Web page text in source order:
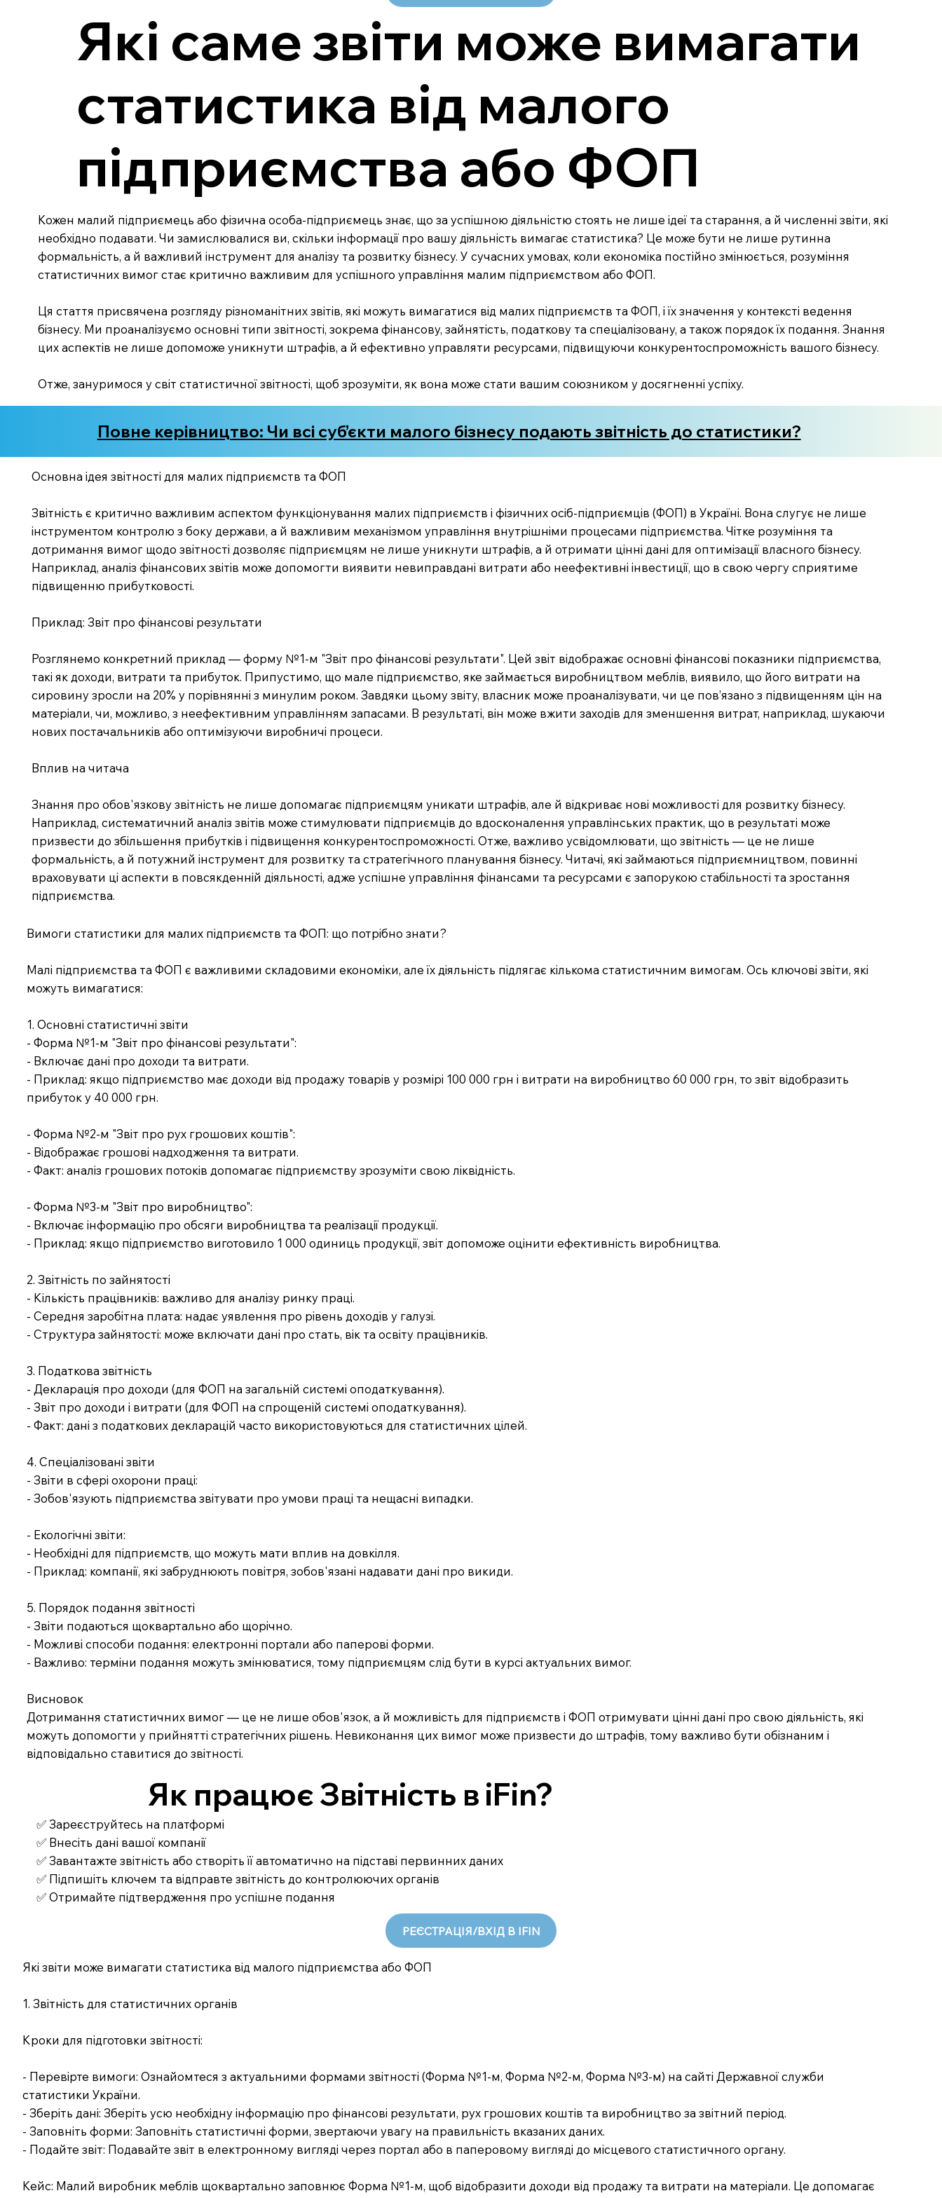
Які саме звіти може вимагати
статистика від малого
підприємства або ФОП
Кожен малий підприємець або фізична особа-підприємець знає, що за успішною діяльністю стоять не лише ідеї та старання, а й численні звіти, які
необхідно подавати. Чи замислювалися ви, скільки інформації про вашу діяльність вимагає статистика? Це може бути не лише рутинна
формальність, а й важливий інструмент для аналізу та розвитку бізнесу. У сучасних умовах, коли економіка постійно змінюється, розуміння
статистичних вимог стає критично важливим для успішного управління малим підприємством або ФОП.
Ця стаття присвячена розгляду різноманітних звітів, які можуть вимагатися від малих підприємств та ФОП, і їх значення у контексті ведення
бізнесу. Ми проаналізуємо основні типи звітності, зокрема фінансову, зайнятість, податкову та спеціалізовану, а також порядок їх подання. Знання
цих аспектів не лише допоможе уникнути штрафів, а й ефективно управляти ресурсами, підвищуючи конкурентоспроможність вашого бізнесу.
Отже, зануримося у світ статистичної звітності, щоб зрозуміти, як вона може стати вашим союзником у досягненні успіху.
Повне керівництво: Чи всі суб’єкти малого бізнесу подають звітність до статистики?
Основна ідея звітності для малих підприємств та ФОП
Звітність є критично важливим аспектом функціонування малих підприємств і фізичних осіб-підприємців (ФОП) в Україні. Вона слугує не лише
інструментом контролю з боку держави, а й важливим механізмом управління внутрішніми процесами підприємства. Чітке розуміння та
дотримання вимог щодо звітності дозволяє підприємцям не лише уникнути штрафів, а й отримати цінні дані для оптимізації власного бізнесу.
Наприклад, аналіз фінансових звітів може допомогти виявити невиправдані витрати або неефективні інвестиції, що в свою чергу сприятиме
підвищенню прибутковості.
Приклад: Звіт про фінансові результати
Розглянемо конкретний приклад — форму №1-м "Звіт про фінансові результати". Цей звіт відображає основні фінансові показники підприємства,
такі як доходи, витрати та прибуток. Припустимо, що мале підприємство, яке займається виробництвом меблів, виявило, що його витрати на
сировину зросли на 20% у порівнянні з минулим роком. Завдяки цьому звіту, власник може проаналізувати, чи це пов’язано з підвищенням цін на
матеріали, чи, можливо, з неефективним управлінням запасами. В результаті, він може вжити заходів для зменшення витрат, наприклад, шукаючи
нових постачальників або оптимізуючи виробничі процеси.
Вплив на читача
Знання про обов'язкову звітність не лише допомагає підприємцям уникати штрафів, але й відкриває нові можливості для розвитку бізнесу.
Наприклад, систематичний аналіз звітів може стимулювати підприємців до вдосконалення управлінських практик, що в результаті може
призвести до збільшення прибутків і підвищення конкурентоспроможності. Отже, важливо усвідомлювати, що звітність — це не лише
формальність, а й потужний інструмент для розвитку та стратегічного планування бізнесу. Читачі, які займаються підприємництвом, повинні
враховувати ці аспекти в повсякденній діяльності, адже успішне управління фінансами та ресурсами є запорукою стабільності та зростання
підприємства.
Вимоги статистики для малих підприємств та ФОП: що потрібно знати?
Малі підприємства та ФОП є важливими складовими економіки, але їх діяльність підлягає кількома статистичним вимогам. Ось ключові звіти, які
можуть вимагатися:
1. Основні статистичні звіти
- Форма №1-м "Звіт про фінансові результати":
- Включає дані про доходи та витрати.
- Приклад: якщо підприємство має доходи від продажу товарів у розмірі 100 000 грн і витрати на виробництво 60 000 грн, то звіт відобразить
прибуток у 40 000 грн.
- Форма №2-м "Звіт про рух грошових коштів":
- Відображає грошові надходження та витрати.
- Факт: аналіз грошових потоків допомагає підприємству зрозуміти свою ліквідність.
- Форма №3-м "Звіт про виробництво":
- Включає інформацію про обсяги виробництва та реалізації продукції.
- Приклад: якщо підприємство виготовило 1 000 одиниць продукції, звіт допоможе оцінити ефективність виробництва.
2. Звітність по зайнятості
- Кількість працівників: важливо для аналізу ринку праці.
- Середня заробітна плата: надає уявлення про рівень доходів у галузі.
- Структура зайнятості: може включати дані про стать, вік та освіту працівників.
3. Податкова звітність
- Декларація про доходи (для ФОП на загальній системі оподаткування).
- Звіт про доходи і витрати (для ФОП на спрощеній системі оподаткування).
- Факт: дані з податкових декларацій часто використовуються для статистичних цілей.
4. Спеціалізовані звіти
- Звіти в сфері охорони праці:
- Зобов'язують підприємства звітувати про умови праці та нещасні випадки.
- Екологічні звіти:
- Необхідні для підприємств, що можуть мати вплив на довкілля.
- Приклад: компанії, які забруднюють повітря, зобов'язані надавати дані про викиди.
5. Порядок подання звітності
- Звіти подаються щоквартально або щорічно.
- Можливі способи подання: електронні портали або паперові форми.
- Важливо: терміни подання можуть змінюватися, тому підприємцям слід бути в курсі актуальних вимог.
Висновок
Дотримання статистичних вимог — це не лише обов'язок, а й можливість для підприємств і ФОП отримувати цінні дані про свою діяльність, які
можуть допомогти у прийнятті стратегічних рішень. Невиконання цих вимог може призвести до штрафів, тому важливо бути обізнаним і
відповідально ставитися до звітності.
Як працює Звітність в iFin?
✅ Зареєструйтесь на платформі
✅ Внесіть дані вашої компанії
✅ Завантажте звітність або створіть її автоматично на підставі первинних даних
✅ Підпишіть ключем та відправте звітність до контролюючих органів
✅ Отримайте підтвердження про успішне подання
РЕЄСТРАЦІЯ/ВХІД В IFIN
Які звіти може вимагати статистика від малого підприємства або ФОП
1. Звітність для статистичних органів
Кроки для підготовки звітності:
- Перевірте вимоги: Ознайомтеся з актуальними формами звітності (Форма №1-м, Форма №2-м, Форма №3-м) на сайті Державної служби
статистики України.
- Зберіть дані: Зберіть усю необхідну інформацію про фінансові результати, рух грошових коштів та виробництво за звітний період.
- Заповніть форми: Заповніть статистичні форми, звертаючи увагу на правильність вказаних даних.
- Подайте звіт: Подавайте звіт в електронному вигляді через портал або в паперовому вигляді до місцевого статистичного органу.
Кейс: Малий виробник меблів щоквартально заповнює Форма №1-м, щоб відобразити доходи від продажу та витрати на матеріали. Це допомагає